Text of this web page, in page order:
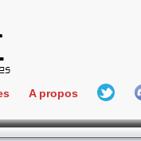
A propos
L'équipe